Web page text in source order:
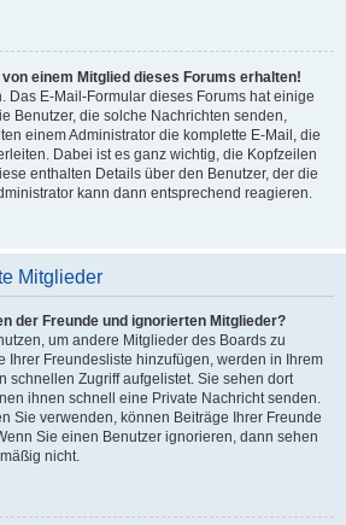
von einem Mitglied dieses Forums erhalten!
Das E-Mail-Formular dieses Forums hat einige
Benutzer, die solche Nachrichten senden,
einem Administrator die komplette E-Mail, die
Dabei ist es ganz wichtig, die Kopfzeilen
enthalten Details über den Benutzer, der die
kann dann entsprechend reagieren.
Mitglieder
der Freunde und ignorierten Mitglieder?
um andere Mitglieder des Boards zu
Ihrer Freundesliste hinzufügen, werden in Ihrem
schnellen Zugriff aufgelistet. Sie sehen dort
ihnen schnell eine Private Nachricht senden.
Sie verwenden, können Beiträge Ihrer Freunde
Sie einen Benutzer ignorieren, dann sehen
nicht.